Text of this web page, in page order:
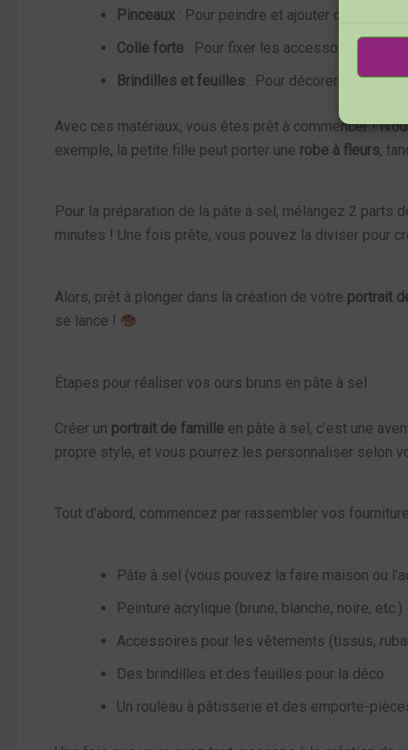
Pinceaux : Pour peindre et ajouter des détails.
Colle forte : Pour fixer les accessoires sur
Brindilles et feuilles : Pour décorer les
Avec ces matériaux, vous êtes prêt à commencer !
exemple, la petite fille peut porter une robe à fleurs,
Pour la préparation de la pâte à sel, mélangez 2 parts
minutes ! Une fois prête, vous pouvez la diviser pour
Alors, prêt à plonger dans la création de votre portrait
se lance !
Étapes pour réaliser vos ours bruns en pâte à sel
Créer un portrait de famille en pâte à sel, c’est une
propre style, et vous pourrez les personnaliser selon
Tout d’abord, commencez par rassembler vos
Pâte à sel (vous pouvez la faire maison ou
Peinture acrylique (brune, blanche, noire, etc.)
Accessoires pour les vêtements (tissus,
Des brindilles et des feuilles pour la déco
Un rouleau à pâtisserie et des emporte-